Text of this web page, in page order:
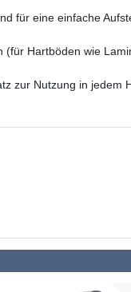
für eine einfache
Hartböden wie
zur Nutzung in jedem